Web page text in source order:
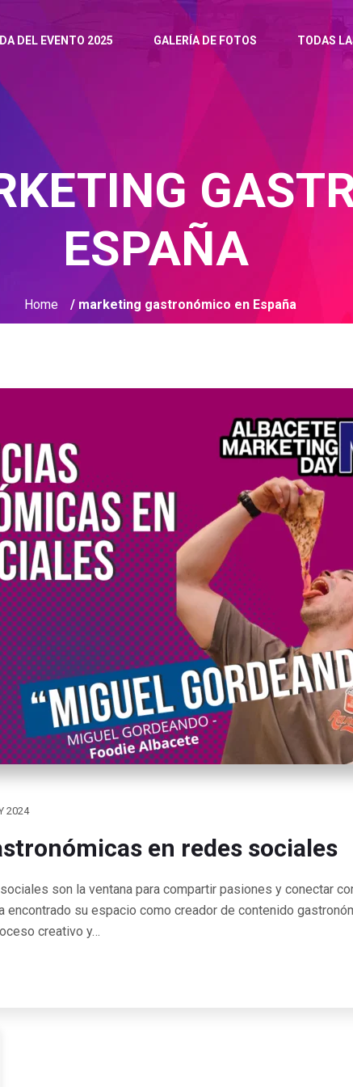
DEL EVENTO 2025 GALERÍA DE FOTOS TODAS
ESPAÑA
Home / marketing gastronómico en España
2024
en redes sociales
son la ventana para compartir pasiones y conectar
encontrado su espacio como creador de contenido
creativo y…